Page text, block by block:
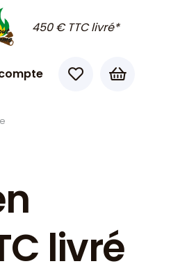
450 € TTC livré*
livré